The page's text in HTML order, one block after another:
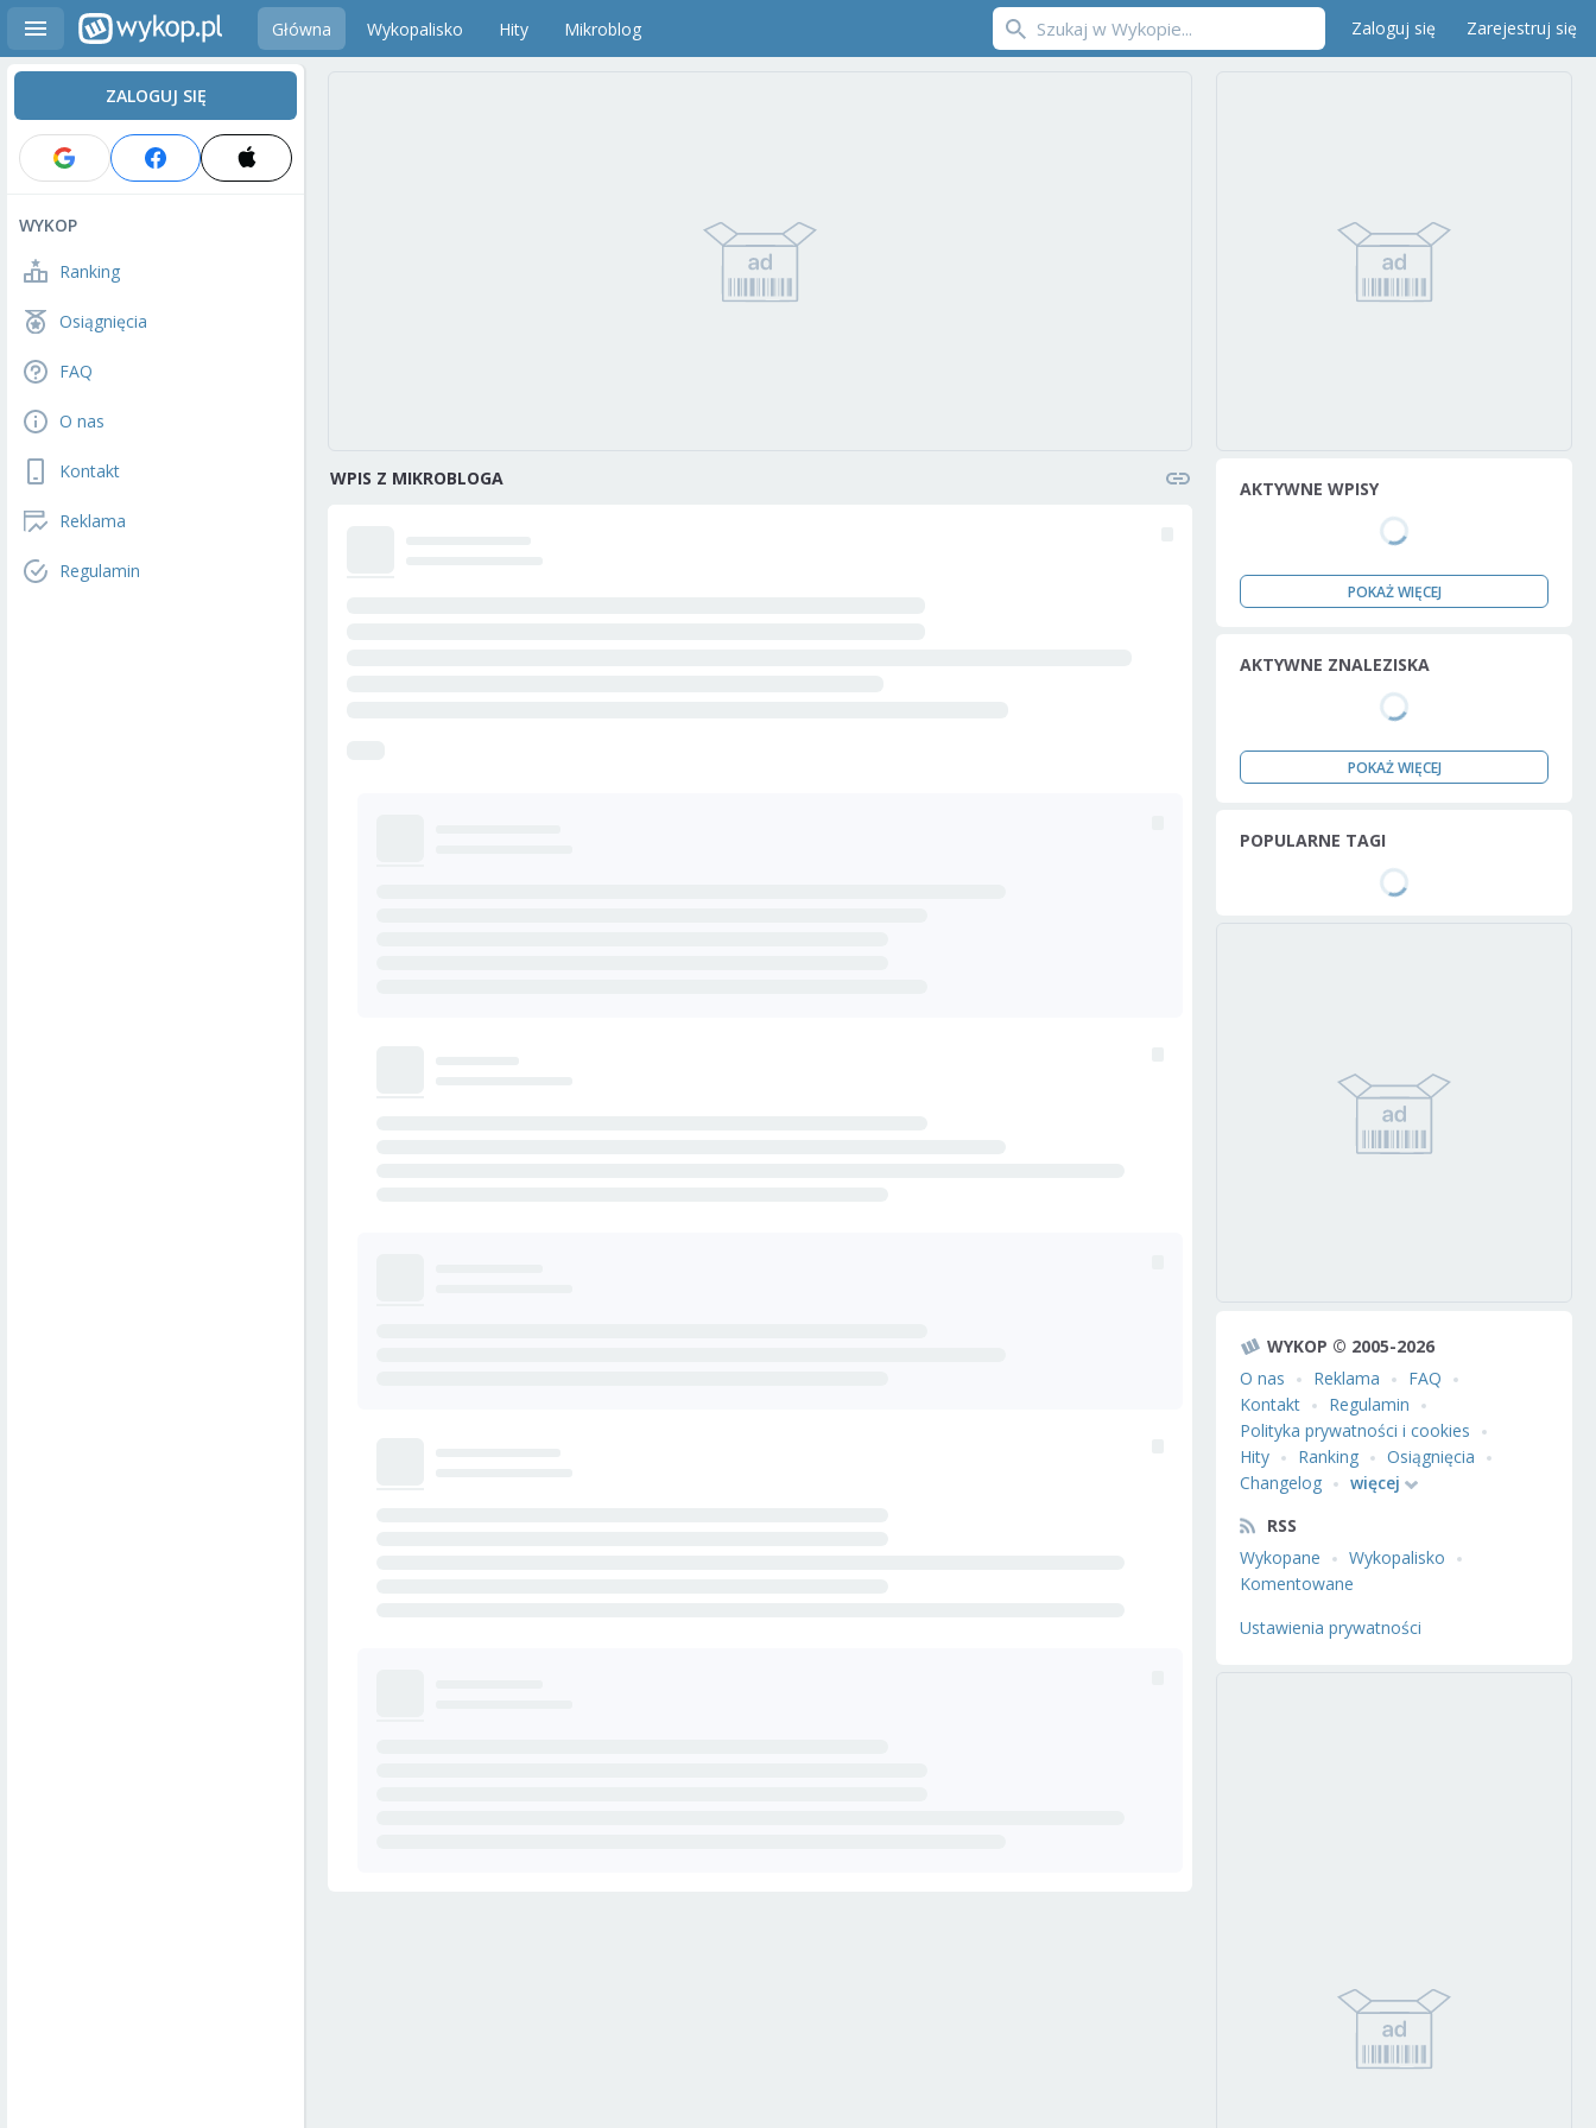
Główna Wykopalisko Hity Mikroblog Zaloguj się Zarejestruj się
ZALOGUJ SIĘ
WYKOP
Ranking
Osiągnięcia
FAQ
O nas
Kontakt
Reklama
Regulamin
WPIS Z MIKROBLOGA AKTYWNE WPISY
POKAŻ WIĘCEJ
AKTYWNE ZNALEZISKA
POKAŻ WIĘCEJ
POPULARNE TAGI
WYKOP © 2005-2026
O nas
Reklama
FAQ
Kontakt
Regulamin
Polityka prywatności i cookies
Hity
Ranking
Osiągnięcia
Changelog
więcej
RSS
Wykopane
Wykopalisko
Komentowane
Ustawienia prywatności